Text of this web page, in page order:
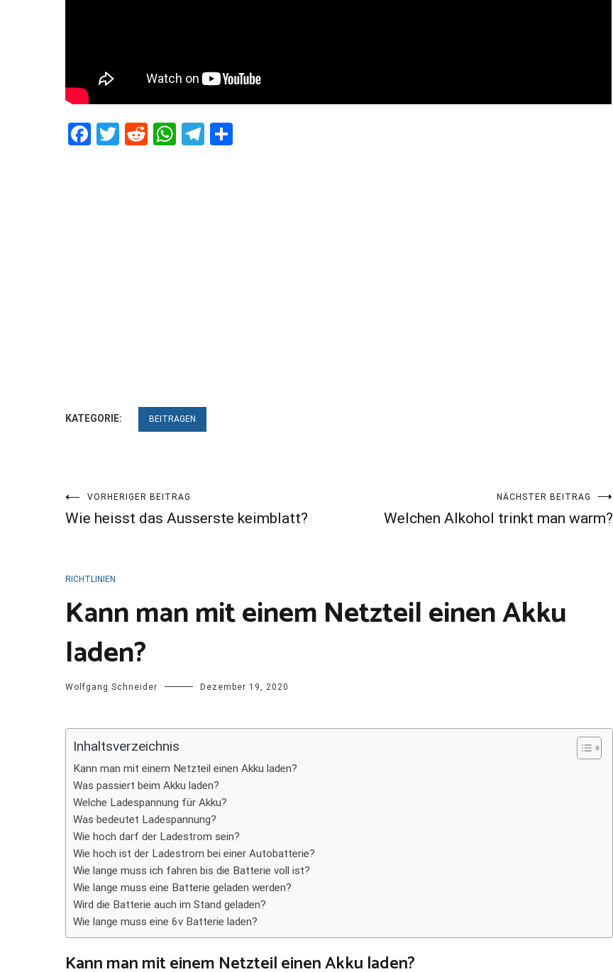
Facebook
Twitter
RedditWhatsApp
Telegram
KATEGORIE: BEITRAGEN
Beitragsnavigation
VORHERIGER BEITRAG
Wie heisst das Ausserste keimblatt?
NÄCHSTER BEITRAG
Welchen Alkohol trinkt man warm?
RICHTLINIEN
Kann man mit einem Netzteil einen Akku
laden?
Wolfgang Schneider Dezember 19, 2020
Inhaltsverzeichnis
Kann man mit einem Netzteil einen Akku laden?
Was passiert beim Akku laden?
Welche Ladespannung für Akku?
Was bedeutet Ladespannung?
Wie hoch darf der Ladestrom sein?
Wie hoch ist der Ladestrom bei einer Autobatterie?
Wie lange muss ich fahren bis die Batterie voll ist?
Wie lange muss eine Batterie geladen werden?
Wird die Batterie auch im Stand geladen?
Wie lange muss eine 6v Batterie laden?
Kann man mit einem Netzteil einen Akku laden?